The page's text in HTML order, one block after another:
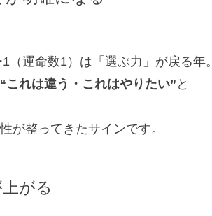
（運命数1）は「選ぶ力」が戻る年。
“これは違う・これはやりたい” と
が整ってきたサインです。
がる